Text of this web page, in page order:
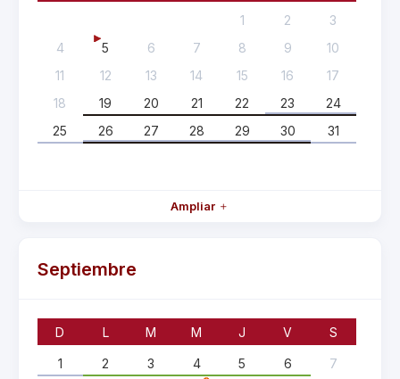
1 2
3
4
5 6 7 8 9
10
11
12 13 14 15 16
17
18
19 20 21 22 23
24
25
26 27 28 29 30 31
Ampliar
Septiembre
D L M M J V S
1 2 3 4 5 6
7